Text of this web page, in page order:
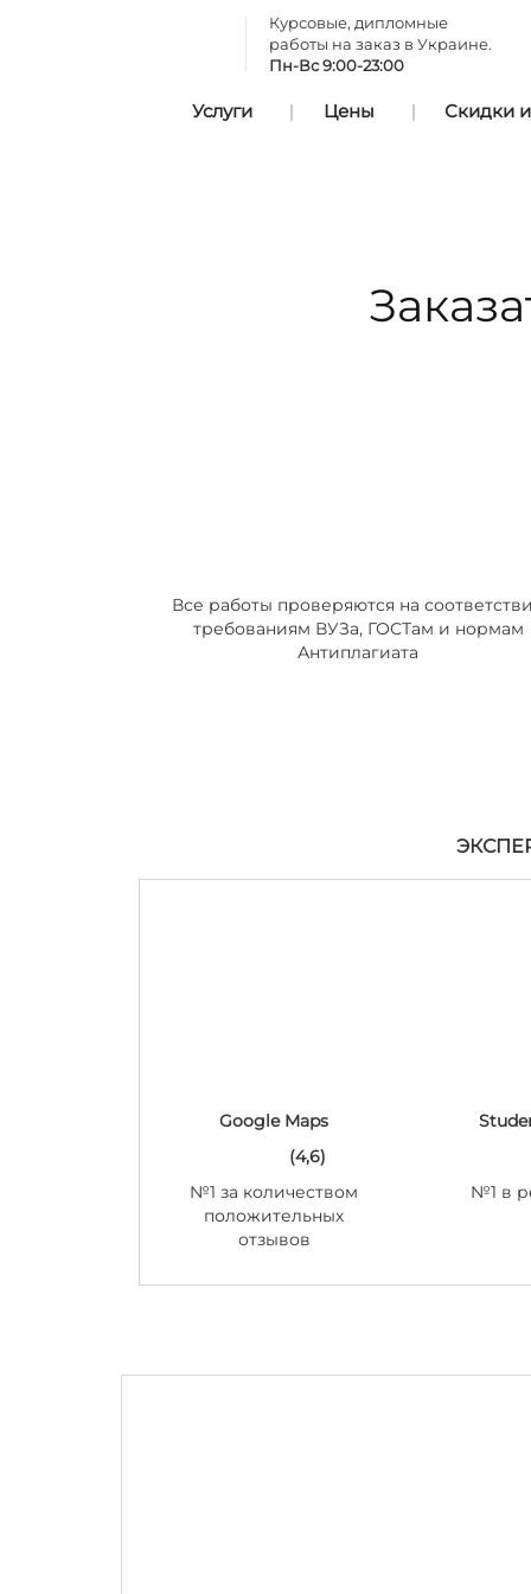
Курсовые, дипломные
работы на заказ в Украине.
Пн-Вс 9:00-23:00
Услуги Цены Скидки
Все работы проверяются на
требованиям ВУЗа, ГОСТам и нормам
Антиплагиата
Google Maps
(4,6)
№1 за количеством
положительных
отзывов
№1 в